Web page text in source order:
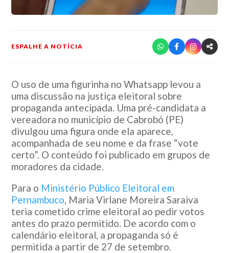
ESPALHE A NOTÍCIA
O uso de uma figurinha no Whatsapp levou a
uma discussão na justiça eleitoral sobre
propaganda antecipada. Uma pré-candidata a
vereadora no município de Cabrobó (PE)
divulgou uma figura onde ela aparece,
acompanhada de seu nome e da frase “vote
certo”. O conteúdo foi publicado em grupos de
moradores da cidade.
Para o Ministério Público Eleitoral em
Pernambuco , Maria Virlane Moreira Saraiva
teria cometido crime eleitoral ao pedir votos
antes do prazo permitido. De acordo com o
calendário eleitoral, a propaganda só é
permitida a partir de 27 de setembro.